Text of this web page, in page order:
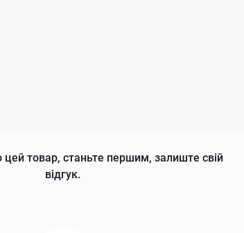
цей товар, станьте першим, залиште свій
відгук.